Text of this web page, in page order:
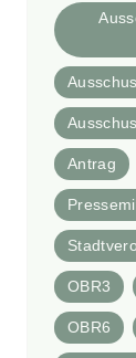
Antrag
OBR3
OBR6